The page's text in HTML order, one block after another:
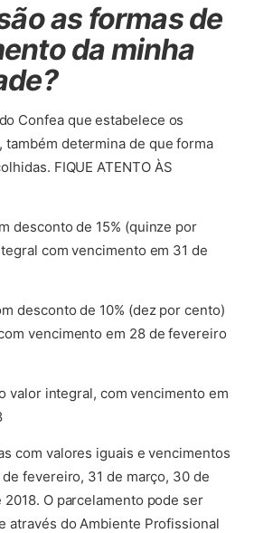
as formas de
da minha
Confea que estabelece os
também determina de que forma
FIQUE ATENTO ÀS
desconto de 15% (quinze por
com vencimento em 31 de
desconto de 10% (dez por cento)
vencimento em 28 de fevereiro
valor integral, com vencimento em
com valores iguais e vencimentos
fevereiro, 31 de março, 30 de
O parcelamento pode ser
através do Ambiente Profissional